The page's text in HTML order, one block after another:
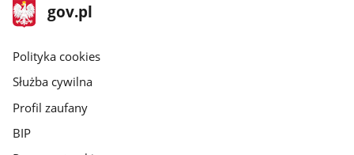
stopka
gov.pl
Strona
gov.pl
gov.pl
Polityka cookies
Służba cywilna
Profil zaufany
BIP